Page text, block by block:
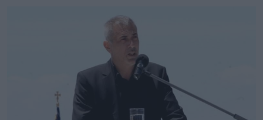
δράσεις του δήμου στο πλαίσιο της αντιμετώπισης